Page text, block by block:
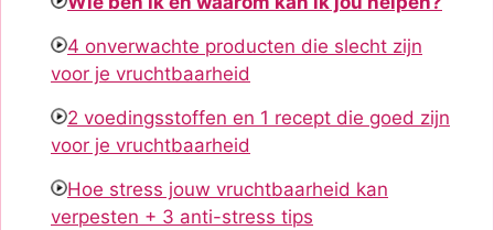
4 onverwachte producten die slecht zijn
voor je vruchtbaarheid
2 voedingsstoffen en 1 recept die goed zijn
voor je vruchtbaarheid
Hoe stress jouw vruchtbaarheid kan
verpesten + 3 anti-stress tips